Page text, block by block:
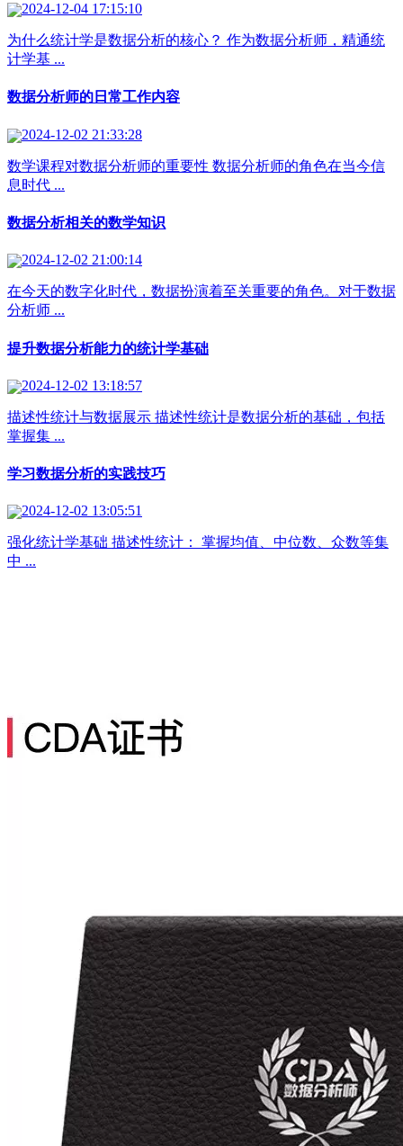
2024-12-04 17:15:10
为什么统计学是数据分析的核心？ 作为数据分析师，精通统
计学基 ...
数据分析师的日常工作内容
2024-12-02 21:33:28
数学课程对数据分析师的重要性 数据分析师的角色在当今信
息时代 ...
数据分析相关的数学知识
2024-12-02 21:00:14
在今天的数字化时代，数据扮演着至关重要的角色。对于数据
分析师 ...
提升数据分析能力的统计学基础
2024-12-02 13:18:57
描述性统计与数据展示 描述性统计是数据分析的基础，包括
掌握集 ...
学习数据分析的实践技巧
2024-12-02 13:05:51
强化统计学基础 描述性统计： 掌握均值、中位数、众数等集
中 ...